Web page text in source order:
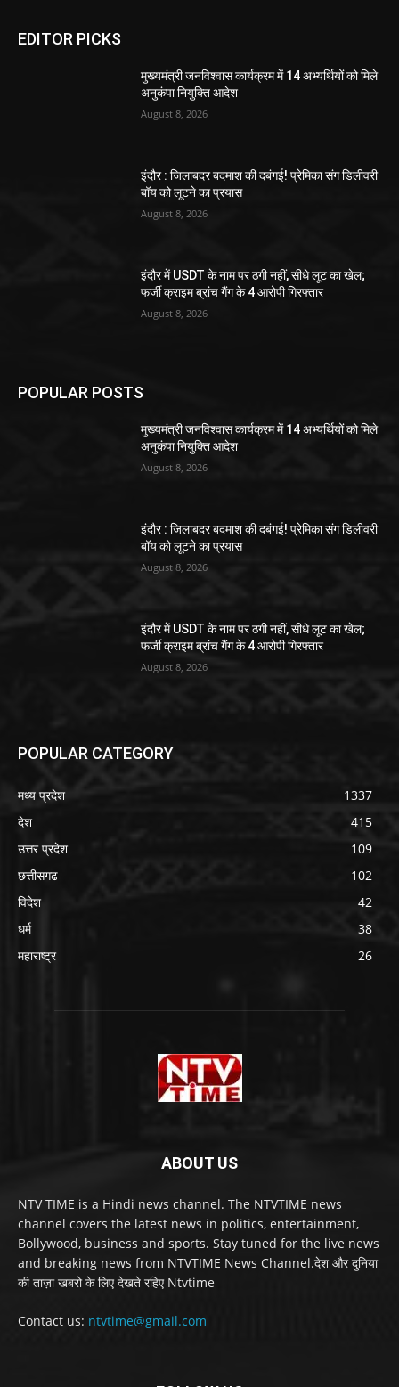
EDITOR PICKS
मुख्यमंत्री जनविश्वास कार्यक्रम में 14 अभ्यर्थियों को मिले
अनुकंपा नियुक्ति आदेश
August 8, 2026
इंदौर : जिलाबदर बदमाश की दबंगई! प्रेमिका संग डिलीवरी
बॉय को लूटने का प्रयास
August 8, 2026
इंदौर में USDT के नाम पर ठगी नहीं, सीधे लूट का खेल;
फर्जी क्राइम ब्रांच गैंग के 4 आरोपी गिरफ्तार
August 8, 2026
POPULAR POSTS
मुख्यमंत्री जनविश्वास कार्यक्रम में 14 अभ्यर्थियों को मिले
अनुकंपा नियुक्ति आदेश
August 8, 2026
इंदौर : जिलाबदर बदमाश की दबंगई! प्रेमिका संग डिलीवरी
बॉय को लूटने का प्रयास
August 8, 2026
इंदौर में USDT के नाम पर ठगी नहीं, सीधे लूट का खेल;
फर्जी क्राइम ब्रांच गैंग के 4 आरोपी गिरफ्तार
August 8, 2026
POPULAR CATEGORY
मध्य प्रदेश
1337
देश
415
उत्तर प्रदेश
109
छत्तीसगढ
102
विदेश
42
धर्म
38
महाराष्ट्र
26
ABOUT US
NTV TIME is a Hindi news channel. The NTVTIME news
channel covers the latest news in politics, entertainment,
Bollywood, business and sports. Stay tuned for the live news
and breaking news from NTVTIME News Channel.देश और दुनिया
की ताज़ा खबरो के लिए देखते रहिए Ntvtime
Contact us: ntvtime@gmail.com